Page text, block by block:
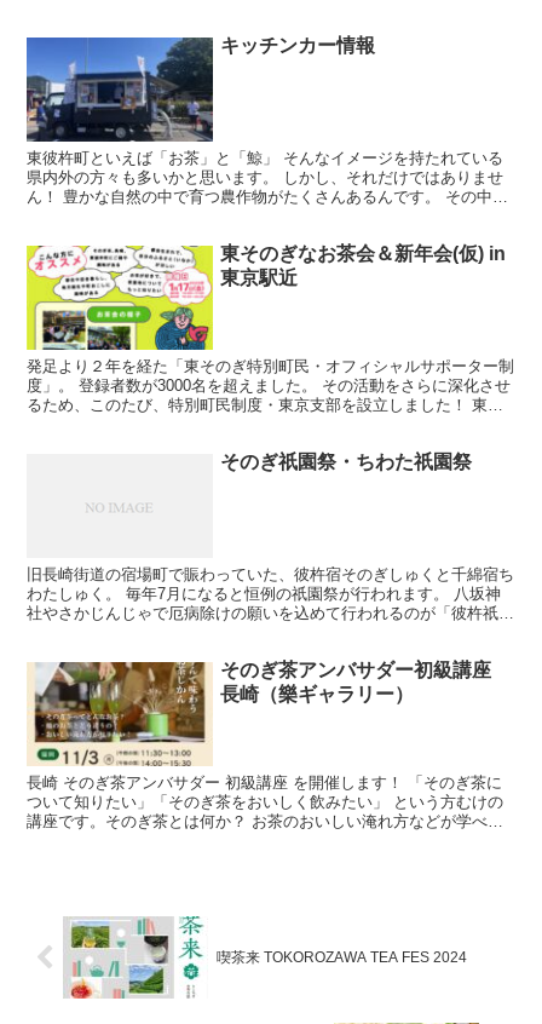
キッチンカー情報
東彼杵町といえば「お茶」と「鯨」 そんなイメージを持たれている
県内外の方々も多いかと思います。 しかし、それだけではありませ
ん！ 豊かな自然の中で育つ農作物がたくさんあるんです。 その中で
東そのぎなお茶会＆新年会(仮) in
東京駅近
発足より２年を経た「東そのぎ特別町民・オフィシャルサポーター制
度」。 登録者数が3000名を超えました。 その活動をさらに深化させ
るため、このたび、特別町民制度・東京支部を設立しました！ 東京
そのぎ祇園祭・ちわた祇園祭
旧長崎街道の宿場町で賑わっていた、彼杵宿そのぎしゅくと千綿宿ち
わたしゅく。 毎年7月になると恒例の祇園祭が行われます。 八坂神
社やさかじんじゃで厄病除けの願いを込めて行われるのが「彼杵祇園
そのぎ茶アンバサダー初級講座
長崎（樂ギャラリー）
長崎 そのぎ茶アンバサダー 初級講座 を開催します！ 「そのぎ茶に
ついて知りたい」「そのぎ茶をおいしく飲みたい」 という方むけの
講座です。そのぎ茶とは何か？ お茶のおいしい淹れ方などが学べ
喫茶来 TOKOROZAWA TEA FES 2024